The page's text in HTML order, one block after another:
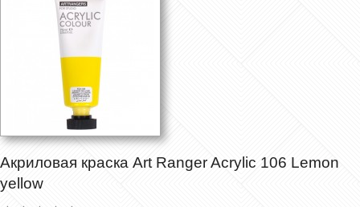
Акриловая краска Art Ranger Acrylic 106 Lemon
yellow